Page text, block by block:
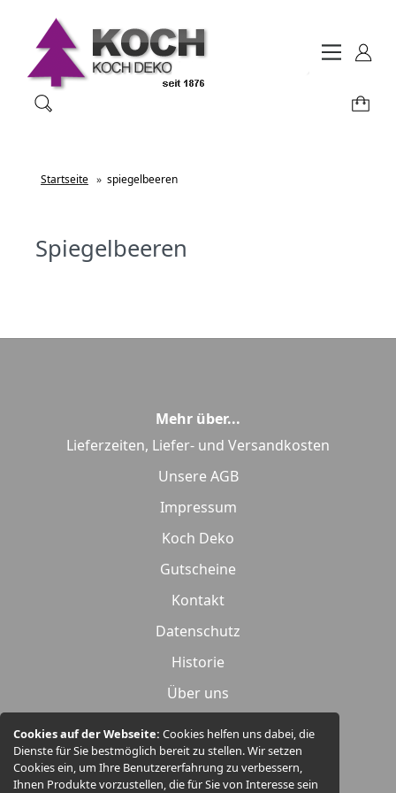
Cookies auf der Webseite:Cookies helfen uns dabei, die
Dienste für Sie bestmöglich bereit zu stellen. Wir setzen
Cookies ein, um Ihre Benutzererfahrung zu verbessern,
Ihnen Produkte vorzustellen, die für Sie von Interesse sein
Startseite » spiegelbeeren
Spiegelbeeren
Mehr über...
Lieferzeiten, Liefer- und Versandkosten
Unsere AGB
Impressum
Koch Deko
Gutscheine
Kontakt
Datenschutz
Historie
Über uns
Produktübersicht